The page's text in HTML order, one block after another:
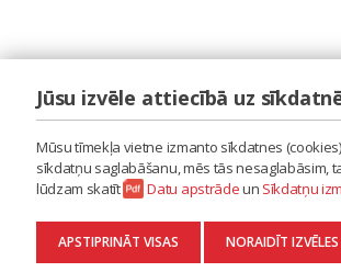
LAIPA
ES RADU MŪZIKU
AKTUALITĀTES
KONTAKTI
SĪKDATŅU
DATU APSTRĀDE
Jūsu izvēle attiecībā uz
Mūsu tīmekļa vietne izmanto sīkdatnes
sīkdatņu saglabāšanu, mēs tās nesaglabāsim,
lūdzam skatīt
Datu apstrādeun Sīkdatņu
APSTIPRINĀT VISAS NORAIDĪT